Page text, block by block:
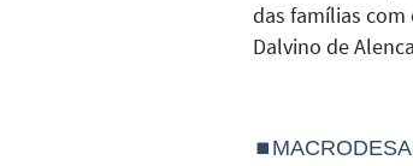
das famílias
Dalvino de